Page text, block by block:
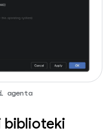
agenta
biblioteki